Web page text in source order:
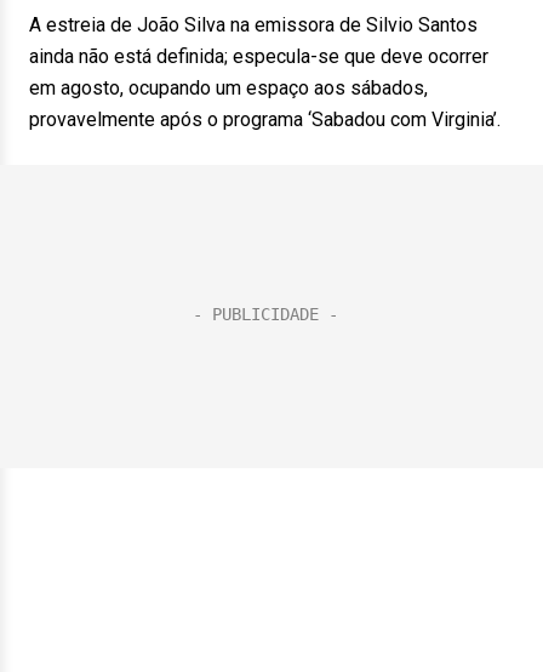
A estreia de João Silva na emissora de Silvio Santos
ainda não está definida; especula-se que deve ocorrer
em agosto, ocupando um espaço aos sábados,
provavelmente após o programa ‘Sabadou com Virginia’.